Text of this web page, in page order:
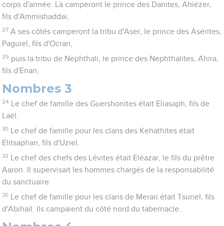
corps d'armée. Là camperont le prince des Danites, Ahiézer,
fils d'Ammishaddaï,
27 A ses côtés camperont la tribu d'Aser, le prince des Asérites,
Paguiel, fils d'Ocran,
29 puis la tribu de Nephthali, le prince des Nephthalites, Ahira,
fils d'Enan,
Nombres 3
24
Le chef de famille des Guershonites était Eliasaph, fils de
Laël.
30
Le chef de famille pour les clans des Kehathites était
Elitsaphan, fils d'Uziel.
32
Le chef des chefs des Lévites était Eléazar, le fils du prêtre
Aaron. Il supervisait les hommes chargés de la responsabilité
du sanctuaire.
35
Le chef de famille pour les clans de Merari était Tsuriel, fils
d'Abihaïl. Ils campaient du côté nord du tabernacle.